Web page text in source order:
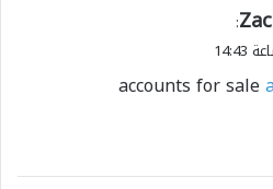
:
accounts for sale